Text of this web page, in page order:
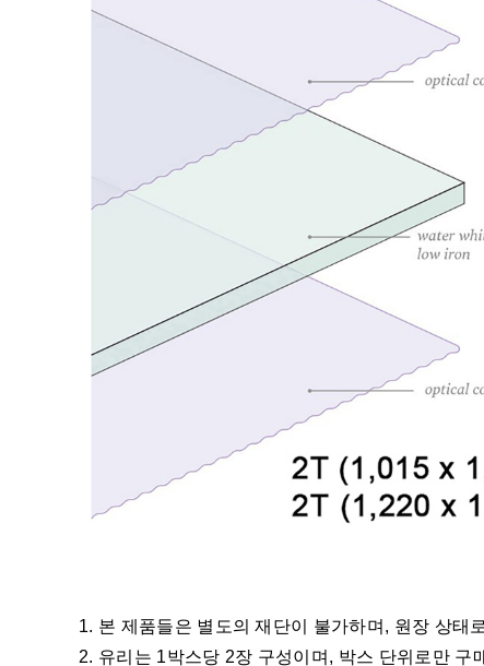
1. 본 제품들은 별도의 재단이 불가하며, 원장 상태
2. 유리는 1박스당 2장 구성이며, 박스 단위로만 구